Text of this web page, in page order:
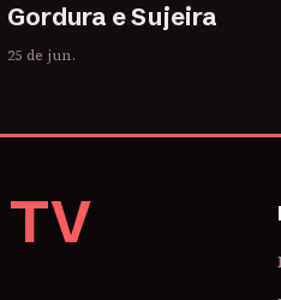
Gordura e Sujeira
25 de jun.
TV